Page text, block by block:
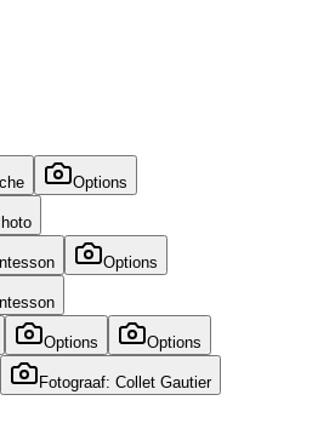
Options
Options
Options Options
Fotograaf: Collet Gautier